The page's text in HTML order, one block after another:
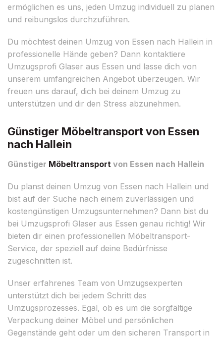
ermöglichen es uns, jeden Umzug individuell zu planen
und reibungslos durchzuführen.
Du möchtest deinen Umzug von Essen nach Hallein in
professionelle Hände geben? Dann kontaktiere
Umzugsprofi Glaser aus Essen und lasse dich von
unserem umfangreichen Angebot überzeugen. Wir
freuen uns darauf, dich bei deinem Umzug zu
unterstützen und dir den Stress abzunehmen.
Günstiger Möbeltransport von Essen
nach Hallein
Günstiger Möbeltransport von Essen nach Hallein
Du planst deinen Umzug von Essen nach Hallein und
bist auf der Suche nach einem zuverlässigen und
kostengünstigen Umzugsunternehmen? Dann bist du
bei Umzugsprofi Glaser aus Essen genau richtig! Wir
bieten dir einen professionellen Möbeltransport-
Service, der speziell auf deine Bedürfnisse
zugeschnitten ist.
Unser erfahrenes Team von Umzugsexperten
unterstützt dich bei jedem Schritt des
Umzugsprozesses. Egal, ob es um die sorgfältige
Verpackung deiner Möbel und persönlichen
Gegenstände geht oder um den sicheren Transport in